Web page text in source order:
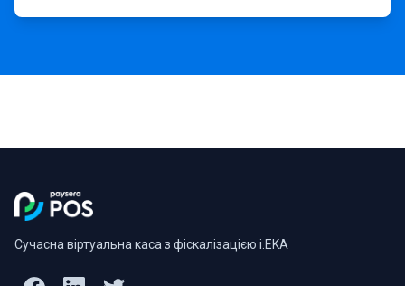
Сучасна віртуальна каса з фіскалізацією i.EKA